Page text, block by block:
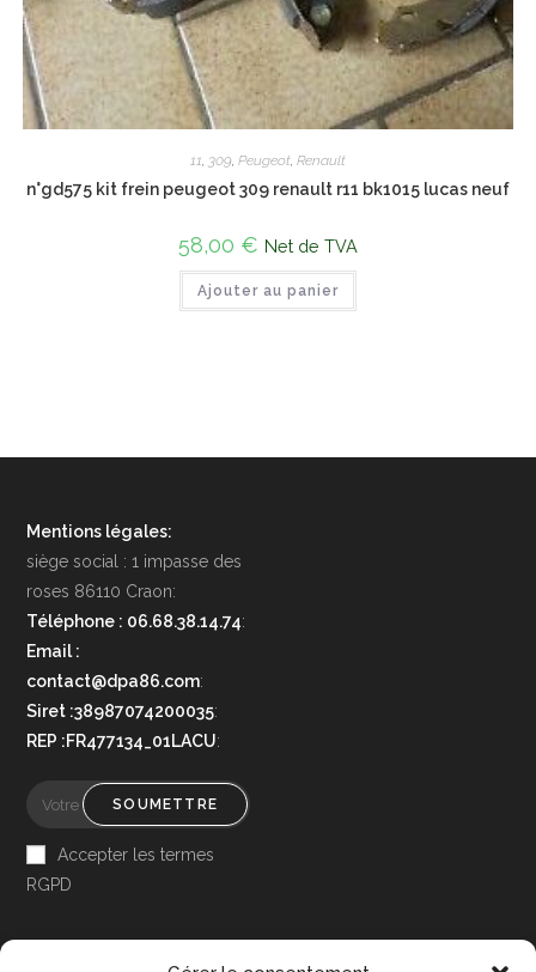
11, 309, Peugeot, Renault
n°gd575 kit frein peugeot 309 renault r11 bk1015 lucas neuf
58,00 € Net de TVA
Ajouter au panier
Mentions légales:
siège social : 1 impasse des
roses 86110 Craon:
Téléphone : 06.68.38.14.74:
Email :
contact@dpa86.com:
Siret :38987074200035:
REP :FR477134_01LACU:
SOUMETTRE
Accepter les termes
RGPD